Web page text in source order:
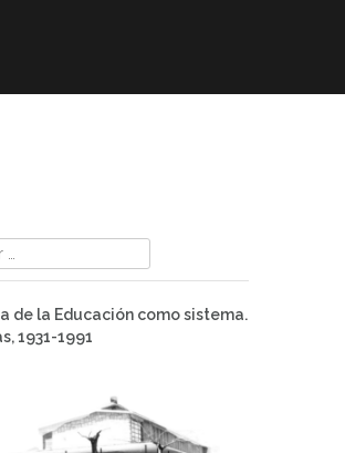
de la Educación como sistema.
1931-1991